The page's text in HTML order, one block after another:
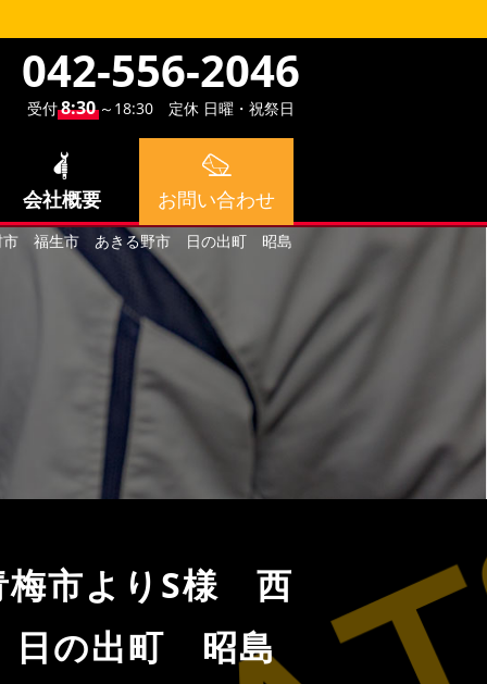
042-556-2046
受付8:30 ～18:30 定休 日曜・祝祭日
会社概要 お問い合わせ
市 福生市 あきる野市 日の出町 昭島
市よりS様 西
の出町 昭島